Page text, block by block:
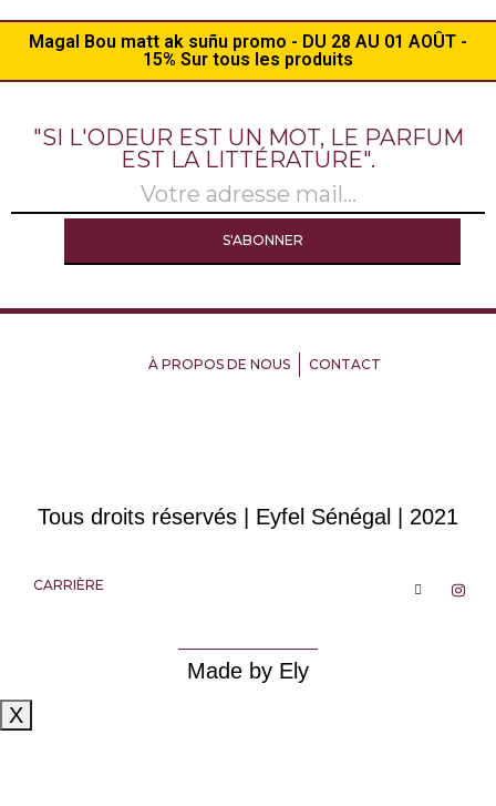
Magal Bou matt ak suñu promo - DU 28 AU 01 AOÛT -
15% Sur tous les produits
"SI L'ODEUR EST UN MOT, LE PARFUM
EST LA LITTÉRATURE".
À PROPOS DE NOUS CONTACT
Tous droits réservés | Eyfel Sénégal | 2021
CARRIÈRE
Made by Ely
X